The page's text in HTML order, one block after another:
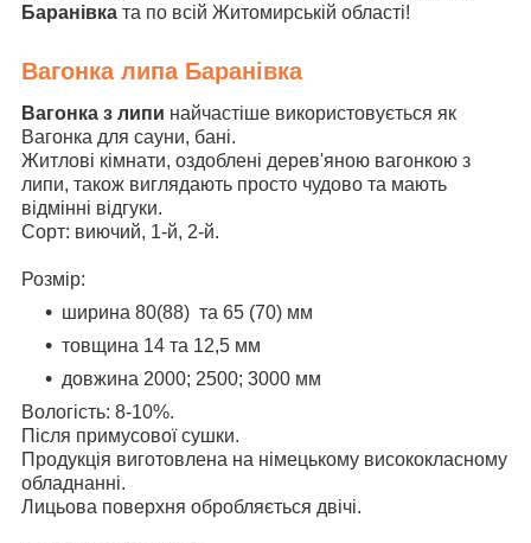
Баранівка та по всій Житомирській області!
Вагонка липа Баранівка
Вагонка з липи найчастіше використовується як
Вагонка для сауни, бані.
Житлові кімнати, оздоблені дерев'яною вагонкою з
липи, також виглядають просто чудово та мають
відмінні відгуки.
Сорт: виючий, 1-й, 2-й.
Розмір:
ширина 80(88) та 65 (70) мм
товщина 14 та 12,5 мм
довжина 2000; 2500; 3000 мм
Вологість: 8-10%.
Після примусової сушки.
Продукція виготовлена ​​на німецькому висококласному
обладнанні.
Лицьова поверхня обробляється двічі.